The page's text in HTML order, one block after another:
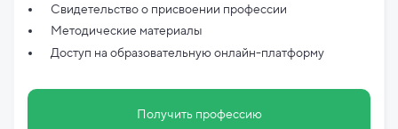
Свидетельство о присвоении профессии
Методические материалы
Доступ на образовательную онлайн-платформу
Получить профессию